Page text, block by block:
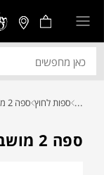
... ספות לחוץ ספה 2 מושבים BENDT
ספה 2 מושבים BENDT